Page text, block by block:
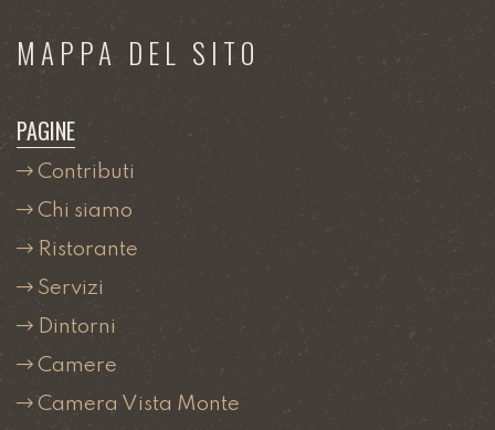
MAPPA DEL SITO
PAGINE
Contributi
Chi siamo
Ristorante
Servizi
Dintorni
Camere
Camera Vista Monte